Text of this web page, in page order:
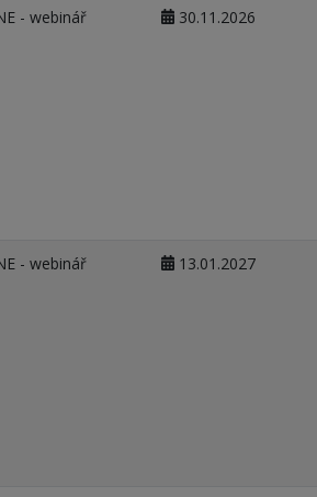
- webinář 30.11.2026
- webinář 13.01.2027